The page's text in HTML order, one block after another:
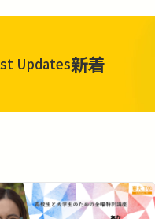
Updates新着